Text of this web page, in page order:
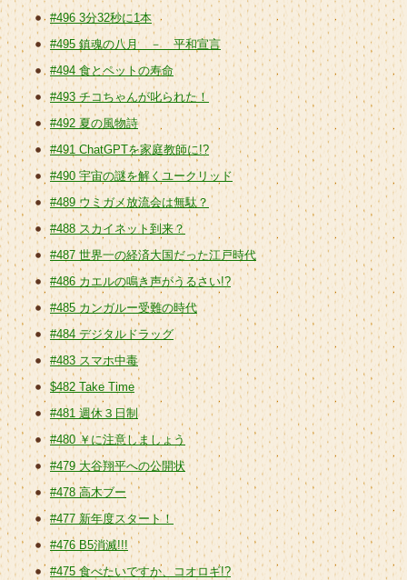
#496 3分32秒に1本
#495 鎮魂の八月 － 平和宣言
#494 食とペットの寿命
#493 チコちゃんが叱られた！
#492 夏の風物詩
#491 ChatGPTを家庭教師に!?
#490 宇宙の謎を解くユークリッド
#489 ウミガメ放流会は無駄？
#488 スカイネット到来？
#487 世界一の経済大国だった江戸時代
#486 カエルの鳴き声がうるさい!?
#485 カンガルー受難の時代
#484 デジタルドラッグ
#483 スマホ中毒
$482 Take Time
#481 週休３日制
#480 ￥に注意しましょう
#479 大谷翔平への公開状
#478 高木ブー
#477 新年度スタート！
#476 B5消滅!!!
#475 食べたいですか、コオロギ!?